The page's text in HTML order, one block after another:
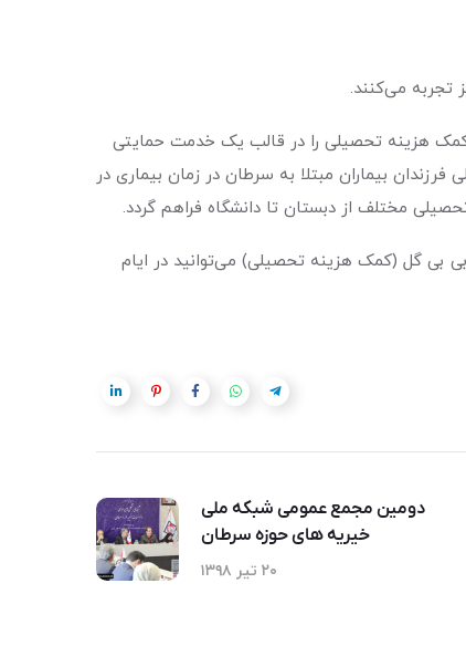
تجربه می‌کنند.
کمک هزینه تحصیلی را در قالب یک خدمت حمایتی
بیماران مبتلا به سرطان در زمان بیماری در
مختلف از دبستان تا دانشگاه فراهم گردد.
بی گل (کمک هزینه تحصیلی) می‌توانید در ایام
دومین مجمع عمومی شبکه ملی
خیریه های حوزه سرطان
۲۰ تیر ۱۳۹۸